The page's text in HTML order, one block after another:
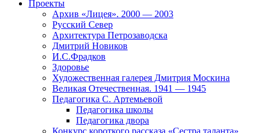
Проекты
Архив «Лицея». 2000 — 2003
Русский Север
Архитектура Петрозаводска
Дмитрий Новиков
И.С.Фрадков
Здоровье
Художественная галерея Дмитрия Москина
Великая Отечественная. 1941 — 1945
Педагогика С. Артемьевой
Педагогика школы
Педагогика двора